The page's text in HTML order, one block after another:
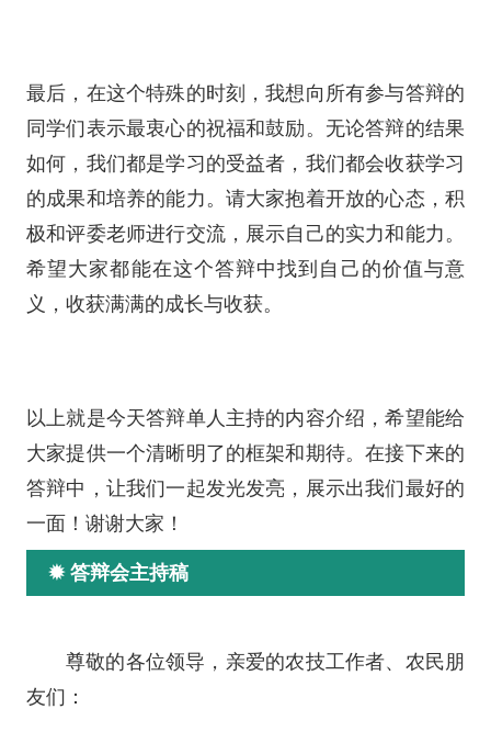
最后，在这个特殊的时刻，我想向所有参与答辩的
同学们表示最衷心的祝福和鼓励。无论答辩的结果
如何，我们都是学习的受益者，我们都会收获学习
的成果和培养的能力。请大家抱着开放的心态，积
极和评委老师进行交流，展示自己的实力和能力。
希望大家都能在这个答辩中找到自己的价值与意
义，收获满满的成长与收获。
以上就是今天答辩单人主持的内容介绍，希望能给
大家提供一个清晰明了的框架和期待。在接下来的
答辩中，让我们一起发光发亮，展示出我们最好的
一面！谢谢大家！
✹ 答辩会主持稿
尊敬的各位领导，亲爱的农技工作者、农民朋
友们：